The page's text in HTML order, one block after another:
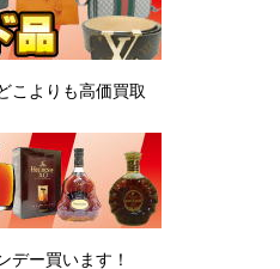
こよりも高価買取
デー買います！